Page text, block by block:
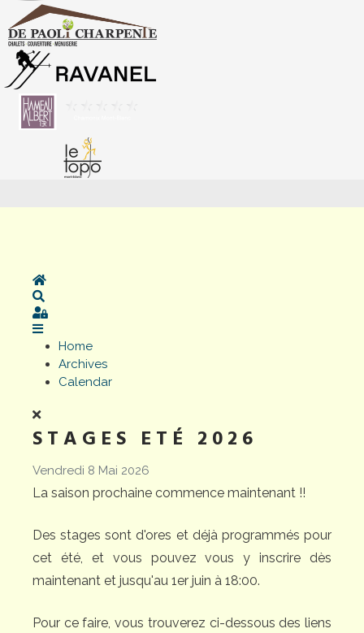
Home
Sign In
Home
Archives
Calendar
STAGES ETÉ 2026
Vendredi 8 Mai 2026
La saison prochaine commence maintenant !!
Des stages sont d'ores et déjà programmés pour
cet été, et vous pouvez vous y inscrire dès
maintenant et jusqu'au 1er juin à 18:00.
Pour ce faire, vous trouverez ci-dessous des liens